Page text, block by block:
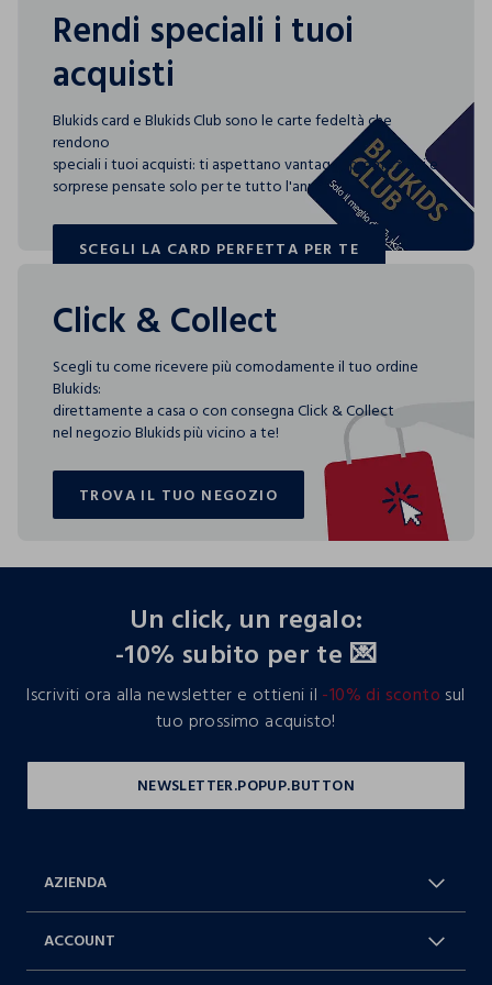
Rendi speciali i tuoi
acquisti
Blukids card e Blukids Club sono le carte fedeltà che
rendono
speciali i tuoi acquisti: ti aspettano vantaggi, promozioni e
sorprese pensate solo per te tutto l'anno!
SCEGLI LA CARD PERFETTA PER TE
SCEGLI LA CARD PERFETTA PER TE
Click & Collect
Scegli tu come ricevere più comodamente il tuo ordine
Blukids:
direttamente a casa o con consegna Click & Collect
nel negozio Blukids più vicino a te!
TROVA IL TUO NEGOZIO
TROVA IL TUO NEGOZIO
Un click, un regalo:
-10% subito per te 💌
Iscriviti ora alla newsletter e ottieni il -10% di sconto sul
tuo prossimo acquisto!
AZIENDA
ACCOUNT